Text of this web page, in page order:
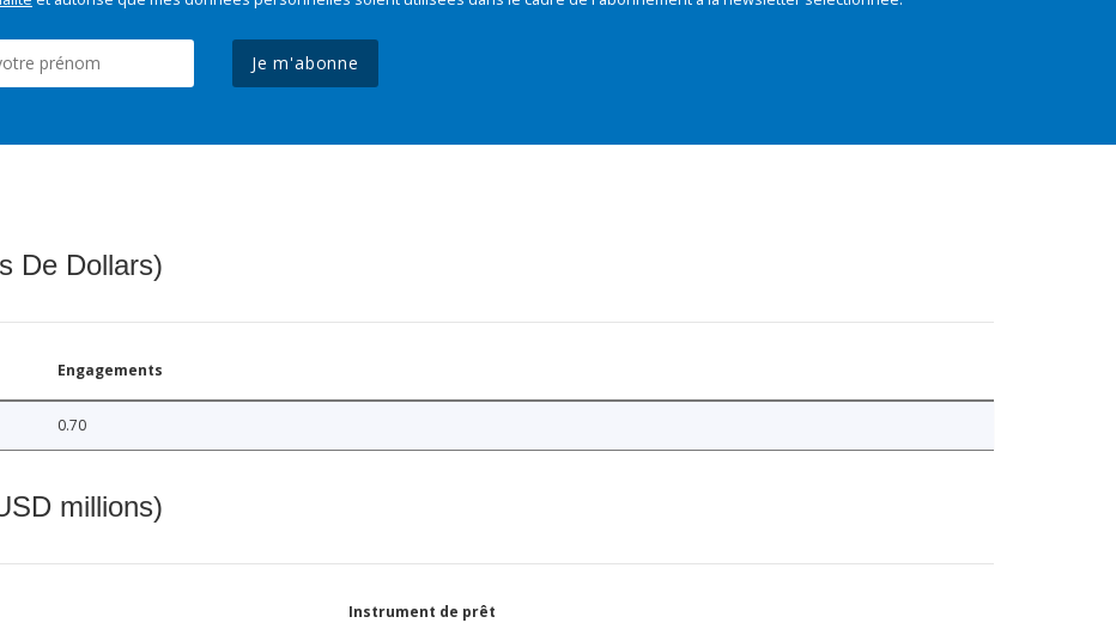
Je m'abonne
De Dollars)
Engagements
0.70
millions)
Instrument de prêt